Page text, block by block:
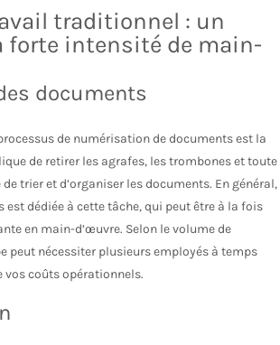
traditionnel : un
forte intensité de main-
documents
de numérisation de documents est la
de retirer les agrafes, les trombones et toute
trier et d’organiser les documents. En général,
est dédiée à cette tâche, qui peut être à la fois
en main-d’œuvre. Selon le volume de
peut nécessiter plusieurs employés à temps
vos coûts opérationnels.